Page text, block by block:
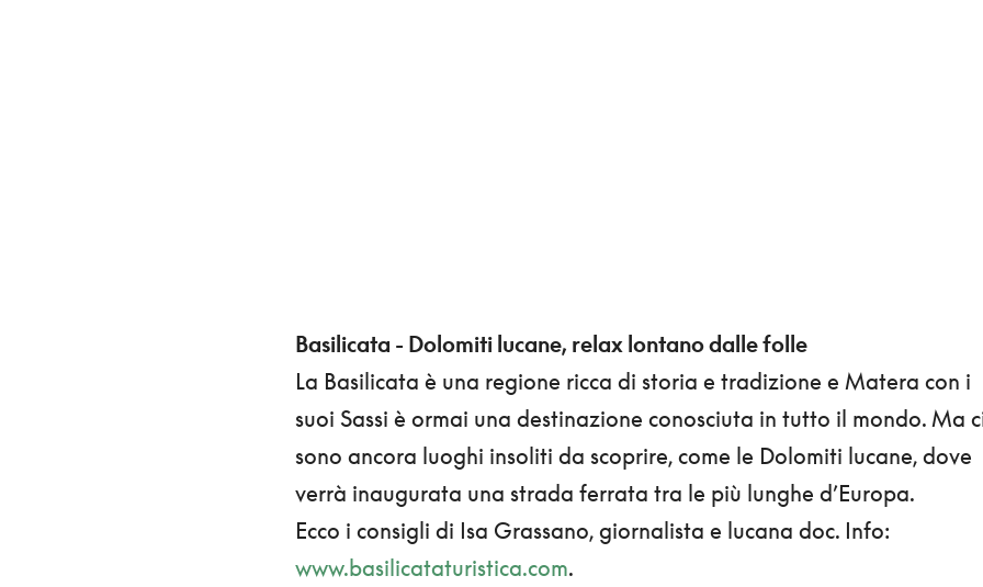
Basilicata - Dolomiti lucane, relax lontano dalle folle
La Basilicata è una regione ricca di storia e tradizione e Matera con i
suoi Sassi è ormai una destinazione conosciuta in tutto il mondo. Ma
sono ancora luoghi insoliti da scoprire, come le Dolomiti lucane, dove
verrà inaugurata una strada ferrata tra le più lunghe d’Europa.
Ecco i consigli di Isa Grassano, giornalista e lucana doc. Info:
www.basilicataturistica.com.